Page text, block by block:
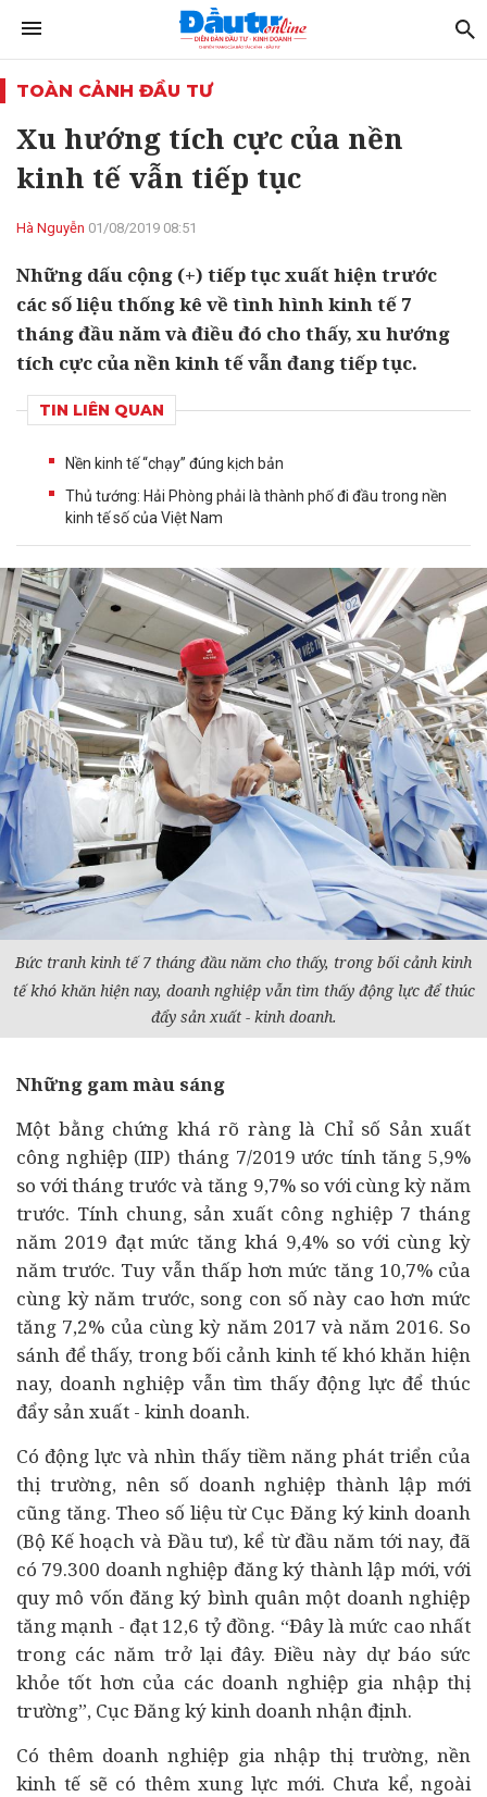
TOÀN CẢNH ĐẦU TƯ
Xu hướng tích cực của nền
kinh tế vẫn tiếp tục
Hà Nguyễn 01/08/2019 08:51
Những dấu cộng (+) tiếp tục xuất hiện trước
các số liệu thống kê về tình hình kinh tế 7
tháng đầu năm và điều đó cho thấy, xu hướng
tích cực của nền kinh tế vẫn đang tiếp tục.
TIN LIÊN QUAN
Nền kinh tế “chạy” đúng kịch bản
Thủ tướng: Hải Phòng phải là thành phố đi đầu trong nền
kinh tế số của Việt Nam
Bức tranh kinh tế7 tháng đầu năm cho thấy, trong bối cảnh kinh
tế khó khăn hiện nay, doanh nghiệpvẫn tìm thấy động lực để thúc
đẩy sản xuất - kinh doanh.
Những gam màu sáng
Một bằng chứng khá rõ ràng là Chỉ số Sản xuất
công nghiệp (IIP) tháng 7/2019 ước tính tăng 5,9%
so với tháng trước và tăng 9,7% so với cùng kỳ năm
trước. Tính chung, sản xuất công nghiệp 7 tháng
năm 2019 đạt mức tăng khá 9,4% so với cùng kỳ
năm trước. Tuy vẫn thấp hơn mức tăng 10,7% của
cùng kỳ năm trước, song con số này cao hơn mức
tăng 7,2% của cùng kỳ năm 2017 và năm 2016. So
sánh để thấy, trong bối cảnh kinh tế khó khăn hiện
nay, doanh nghiệp vẫn tìm thấy động lực để thúc
đẩy sản xuất - kinh doanh.
Có động lực và nhìn thấy tiềm năng phát triển của
thị trường, nên số doanh nghiệp thành lập mới
cũng tăng. Theo số liệu từ Cục Đăng ký kinh doanh
(Bộ Kế hoạch và Đầu tư), kể từ đầu năm tới nay, đã
có 79.300 doanh nghiệp đăng ký thành lập mới, với
quy mô vốn đăng ký bình quân một doanh nghiệp
tăng mạnh - đạt 12,6 tỷ đồng. “Đây là mức cao nhất
trong các năm trở lại đây. Điều này dự báo sức
khỏe tốt hơn của các doanh nghiệp gia nhập thị
trường”, Cục Đăng ký kinh doanh nhận định.
Có thêm doanh nghiệp gia nhập thị trường, nền
kinh tế sẽ có thêm xung lực mới. Chưa kể, ngoài